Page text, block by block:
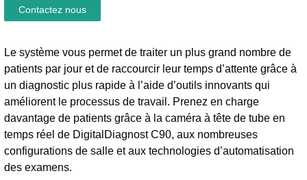
Le système vous permet de traiter un plus grand nombre de
patients par jour et de raccourcir leur temps d’attente grâce à
un diagnostic plus rapide à l’aide d’outils innovants qui
améliorent le processus de travail. Prenez en charge
davantage de patients grâce à la caméra à tête de tube en
temps réel de DigitalDiagnost C90, aux nombreuses
configurations de salle et aux technologies d’automatisation
des examens.
Contactez nous